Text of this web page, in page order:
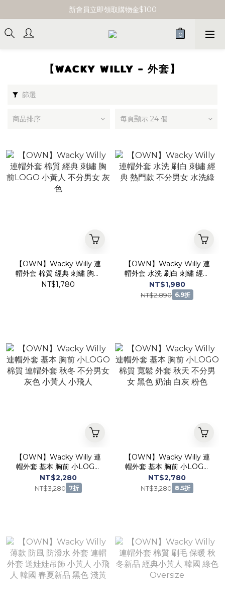
單筆消費滿 $3000 即享免運
新會員立即領取購物金$100
單筆消費滿 $3000 即享免運
【WACKY WILLY - 外套】
篩選
商品排序 每頁顯示 24 個
【OWN】Wacky Willy 連
帽外套 棉質 經典 刺繡 胸前
LOGO 小黃人 不分男女 灰
NT$1,780
【OWN】Wacky Willy 連
帽外套 水洗 刷白 刺繡 經典
熱門款 不分男女 水洗綠
NT$1,980
NT$2,890 6.9折
【OWN】Wacky Willy 連
帽外套 基本 胸前 小LOGO
棉質 連帽外套 秋冬 不分男
女 灰色 小黃人 小飛人
NT$2,280
NT$3,280 7折
【OWN】Wacky Willy 連
帽外套 基本 胸前 小LOGO
棉質 寬鬆 外套 秋天 不分男
女 黑色 奶油 白灰 粉色
NT$2,780
NT$3,280 8.5折